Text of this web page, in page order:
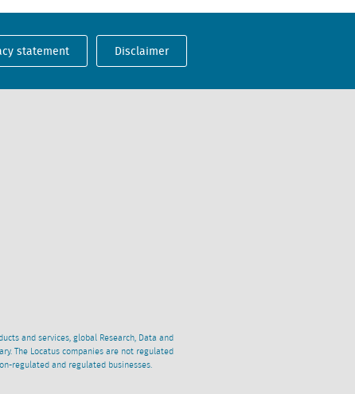
statement Disclaimer
and services, global Research, Data and
The Locatus companies are not regulated
regulated and regulated businesses.